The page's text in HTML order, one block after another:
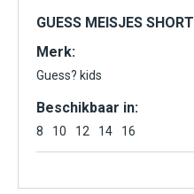
GUESS MEISJES
Merk:
Guess? kids
Beschikbaar in:
8 10 12 14 16